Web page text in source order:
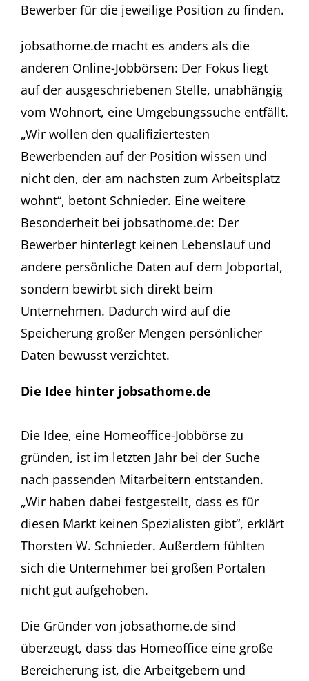
Bewerber für die jeweilige Position zu finden.
jobsathome.de macht es anders als die
anderen Online-Jobbörsen: Der Fokus liegt
auf der ausgeschriebenen Stelle, unabhängig
vom Wohnort, eine Umgebungssuche entfällt.
„Wir wollen den qualifiziertesten
Bewerbenden auf der Position wissen und
nicht den, der am nächsten zum Arbeitsplatz
wohnt“, betont Schnieder. Eine weitere
Besonderheit bei jobsathome.de: Der
Bewerber hinterlegt keinen Lebenslauf und
andere persönliche Daten auf dem Jobportal,
sondern bewirbt sich direkt beim
Unternehmen. Dadurch wird auf die
Speicherung großer Mengen persönlicher
Daten bewusst verzichtet.
Die Idee hinter jobsathome.de
Die Idee, eine Homeoffice-Jobbörse zu
gründen, ist im letzten Jahr bei der Suche
nach passenden Mitarbeitern entstanden.
„Wir haben dabei festgestellt, dass es für
diesen Markt keinen Spezialisten gibt“, erklärt
Thorsten W. Schnieder. Außerdem fühlten
sich die Unternehmer bei großen Portalen
nicht gut aufgehoben.
Die Gründer von jobsathome.de sind
überzeugt, dass das Homeoffice eine große
Bereicherung ist, die Arbeitgebern und